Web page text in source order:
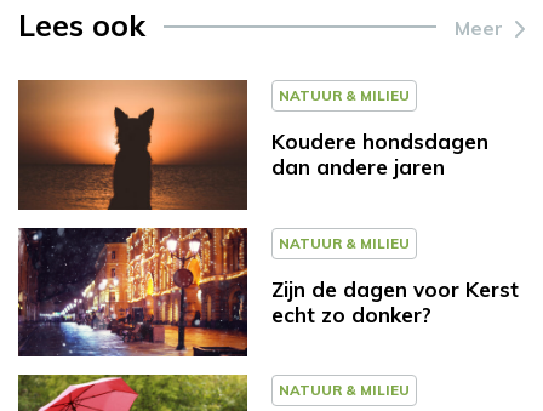
Lees ook Meer
NATUUR & MILIEU
Koudere hondsdagen
dan andere jaren
NATUUR & MILIEU
Zijn de dagen voor Kerst
echt zo donker?
NATUUR & MILIEU